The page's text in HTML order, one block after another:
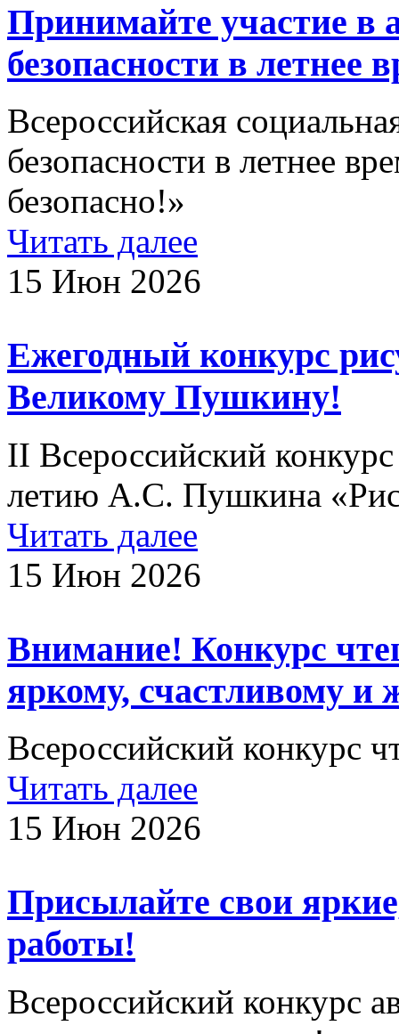
Принимайте участие в
безопасности в летнее
Всероссийская
безопасности в летнее
безопасно!»
Читать далее
15 Июн 2026
Ежегодный конкурс
Великому Пушкину!
II Всероссийский
летию А.С. Пушкина
Читать далее
15 Июн 2026
Внимание! Конкурс
яркому, счастливому и
Всероссийский конкурс
Читать далее
15 Июн 2026
Присылайте свои
работы!
Всероссийский конкурс